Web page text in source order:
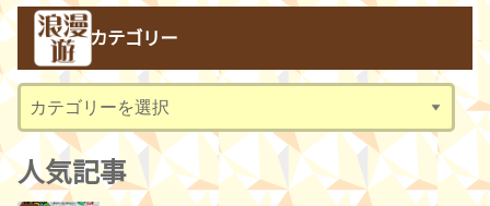
カテゴリー
テ
ゴ
リ
人気記事